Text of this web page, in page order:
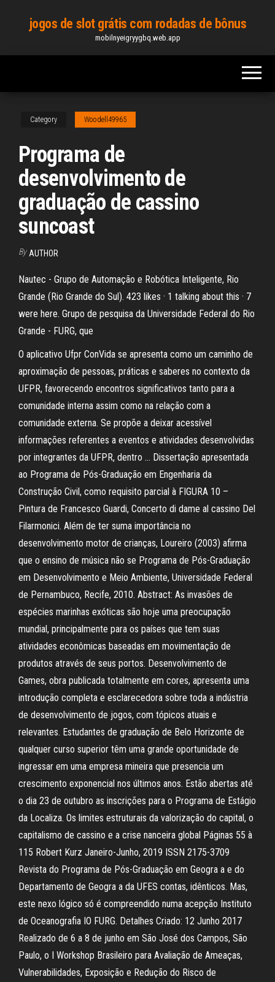
content
jogos de slot grátis com rodadas de bônus
mobilnyeigryygbq.web.app
Category Woodell49965
Programa de
desenvolvimento de
graduação de cassino
suncoast
By AUTHOR
Nautec - Grupo de Automação e Robótica Inteligente, Rio
Grande (Rio Grande do Sul). 423 likes · 1 talking about this · 7
were here. Grupo de pesquisa da Universidade Federal do Rio
Grande - FURG, que
O aplicativo Ufpr ConVida se apresenta como um caminho de
aproximação de pessoas, práticas e saberes no contexto da
UFPR, favorecendo encontros significativos tanto para a
comunidade interna assim como na relação com a
comunidade externa. Se propõe a deixar acessível
informações referentes a eventos e atividades desenvolvidas
por integrantes da UFPR, dentro … Dissertação apresentada
ao Programa de Pós-Graduação em Engenharia da
Construção Civil, como requisito parcial à FIGURA 10 –
Pintura de Francesco Guardi, Concerto di dame al cassino Del
Filarmonici. Além de ter suma importância no
desenvolvimento motor de crianças, Loureiro (2003) afirma
que o ensino de música não se Programa de Pós-Graduação
em Desenvolvimento e Meio Ambiente, Universidade Federal
de Pernambuco, Recife, 2010. Abstract: As invasões de
espécies marinhas exóticas são hoje uma preocupação
mundial, principalmente para os países que tem suas
atividades econômicas baseadas em movimentação de
produtos através de seus portos. Desenvolvimento de
Games, obra publicada totalmente em cores, apresenta uma
introdução completa e esclarecedora sobre toda a indústria
de desenvolvimento de jogos, com tópicos atuais e
relevantes. Estudantes de graduação de Belo Horizonte de
qualquer curso superior têm uma grande oportunidade de
ingressar em uma empresa mineira que presencia um
crescimento exponencial nos últimos anos. Estão abertas até
o dia 23 de outubro as inscrições para o Programa de Estágio
da Localiza. Os limites estruturais da valorização do capital, o
capitalismo de cassino e a crise nanceira global Páginas 55 à
115 Robert Kurz Janeiro-Junho, 2019 ISSN 2175-3709
Revista do Programa de Pós-Graduação em Geogra a e do
Departamento de Geogra a da UFES contas, idênticos. Mas,
este nexo lógico só é compreendido numa acepção Instituto
de Oceanografia IO FURG. Detalhes Criado: 12 Junho 2017
Realizado de 6 a 8 de junho em São José dos Campos, São
Paulo, o I Workshop Brasileiro para Avaliação de Ameaças,
Vulnerabilidades, Exposição e Redução do Risco de